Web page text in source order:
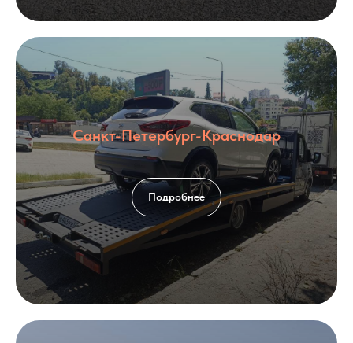
Санкт-Петербург-Краснодар
Подробнее